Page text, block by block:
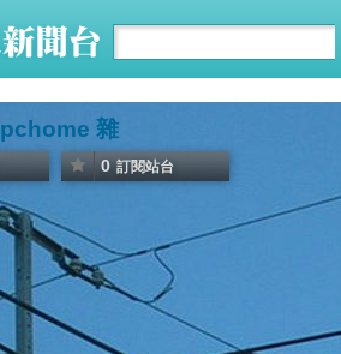
pchome 雜
0 訂閱站台